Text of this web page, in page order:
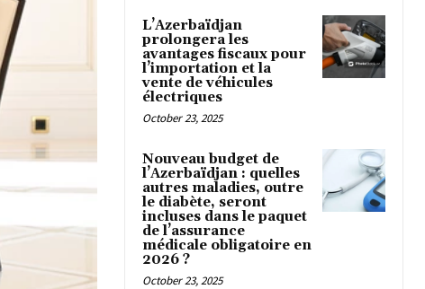
L’Azerbaïdjan
prolongera les
avantages fiscaux pour
l’importation et la
vente de véhicules
électriques
October 23, 2025
Nouveau budget de
l’Azerbaïdjan : quelles
autres maladies, outre
le diabète, seront
incluses dans le paquet
de l’assurance
médicale obligatoire en
2026 ?
October 23, 2025